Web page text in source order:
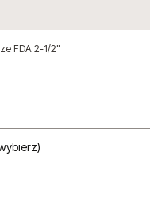
FDA 2-1/2"